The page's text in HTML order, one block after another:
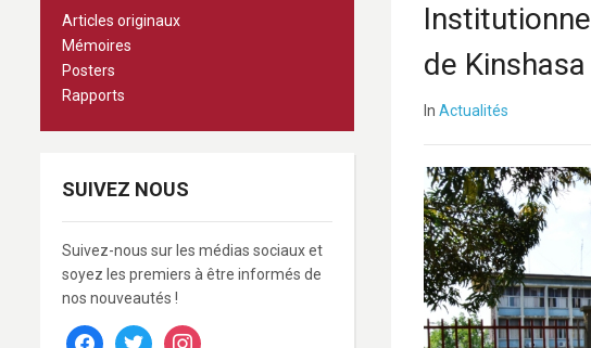
Articles originaux
Mémoires
Posters
Rapports
SUIVEZ NOUS
Suivez-nous sur les médias sociaux et
soyez les premiers à être informés de
nos nouveautés !
facebooktwitter instagram
de
In Actualités